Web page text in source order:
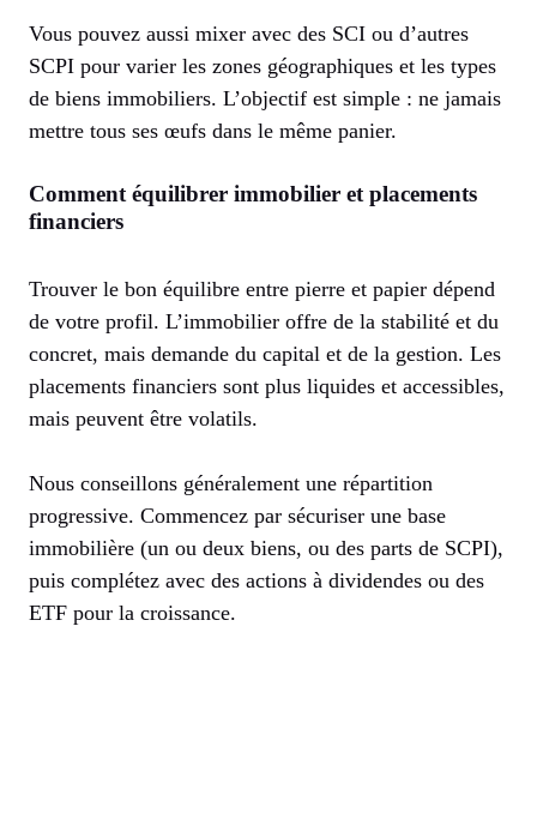
Vous pouvez aussi mixer avec des SCI ou d’autres
SCPI pour varier les zones géographiques et les types
de biens immobiliers. L’objectif est simple : ne jamais
mettre tous ses œufs dans le même panier.
Comment équilibrer immobilier et placements
financiers
Trouver le bon équilibre entre pierre et papier dépend
de votre profil. L’immobilier offre de la stabilité et du
concret, mais demande du capital et de la gestion. Les
placements financiers sont plus liquides et accessibles,
mais peuvent être volatils.
Nous conseillons généralement une répartition
progressive. Commencez par sécuriser une base
immobilière (un ou deux biens, ou des parts de SCPI),
puis complétez avec des actions à dividendes ou des
ETF pour la croissance.